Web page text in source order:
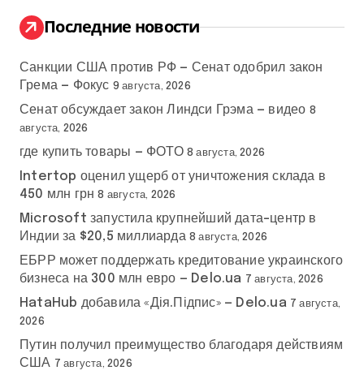
:
Последние новости
Санкции США против РФ — Сенат одобрил закон
Грема — Фокус 9 августа, 2026
Сенат обсуждает закон Линдси Грэма — видео 8
августа, 2026
где купить товары — ФОТО 8 августа, 2026
Intertop оценил ущерб от уничтожения склада в
450 млн грн 8 августа, 2026
Microsoft запустила крупнейший дата-центр в
Индии за $20,5 миллиарда 8 августа, 2026
ЕБРР может поддержать кредитование украинского
бизнеса на 300 млн евро — Delo.ua 7 августа, 2026
HataHub добавила «Дія.Підпис» — Delo.ua 7 августа,
2026
Путин получил преимущество благодаря действиям
США 7 августа, 2026